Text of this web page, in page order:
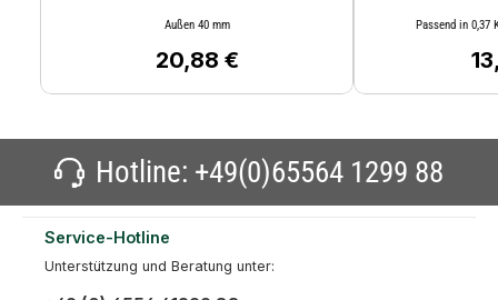
Außen 40 mm
Regulärer Preis:
20,88 €
Hotline: +49(0)65564 1299 88
Service-Hotline
Unterstützung und Beratung unter: